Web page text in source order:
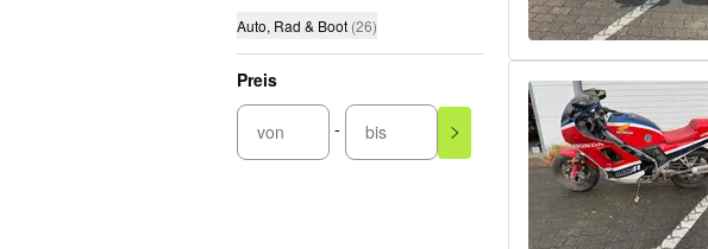
Auto, Rad & Boot (26)
Preis
von - bis